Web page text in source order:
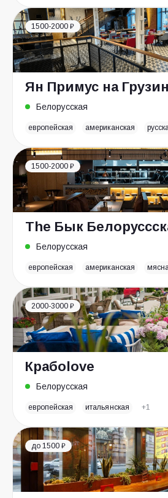
1500-2000 ₽
Ян Примус на
Белорусская
европейская американская
1500-2000 ₽
The Бык
Белорусская
европейская американская
2000-3000 ₽
Крабоlove
Белорусская
европейская итальянская +1
до 1500 ₽